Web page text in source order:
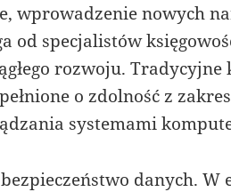
wprowadzenie nowych
od specjalistów
rozwoju.
o zdolność z
systemami
danych. W